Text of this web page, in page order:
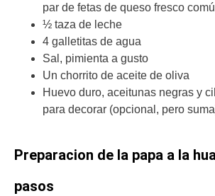
par de fetas de queso fresco
½ taza de leche
4 galletitas de agua
Sal, pimienta a gusto
Un chorrito de aceite de oliva
Huevo duro, aceitunas negras y
para decorar (opcional, pero
Preparacion de la papa a la
pasos